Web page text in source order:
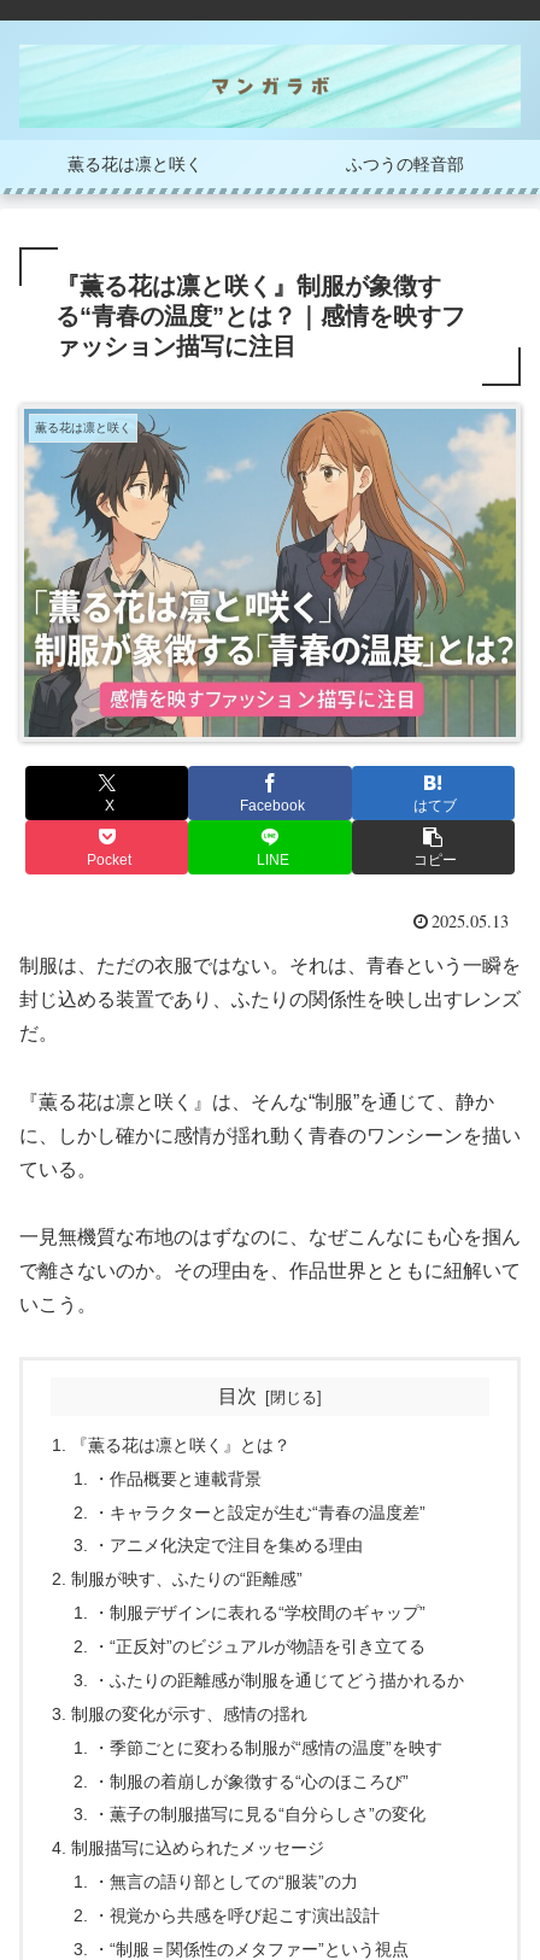
薫る花は凛と咲く ふつうの軽音部
『薫る花は凛と咲く』制服が象徴す
る“青春の温度”とは？｜感情を映すフ
ァッション描写に注目
薫る花は凛と咲く
X Facebook はてブ
Pocket LINE コピー
2025.05.13
制服は、ただの衣服ではない。それは、青春という一瞬を
封じ込める装置であり、ふたりの関係性を映し出すレンズ
だ。
『薫る花は凛と咲く』は、そんな“制服”を通じて、静か
に、しかし確かに感情が揺れ動く青春のワンシーンを描い
ている。
一見無機質な布地のはずなのに、なぜこんなにも心を掴ん
で離さないのか。その理由を、作品世界とともに紐解いて
いこう。
目次
『薫る花は凛と咲く』とは？
・作品概要と連載背景
・キャラクターと設定が生む“青春の温度差”
・アニメ化決定で注目を集める理由
制服が映す、ふたりの“距離感”
・制服デザインに表れる“学校間のギャップ”
・“正反対”のビジュアルが物語を引き立てる
・ふたりの距離感が制服を通じてどう描かれるか
制服の変化が示す、感情の揺れ
・季節ごとに変わる制服が“感情の温度”を映す
・制服の着崩しが象徴する“心のほころび”
・薫子の制服描写に見る“自分らしさ”の変化
制服描写に込められたメッセージ
・無言の語り部としての“服装”の力
・視覚から共感を呼び起こす演出設計
・“制服＝関係性のメタファー”という視点